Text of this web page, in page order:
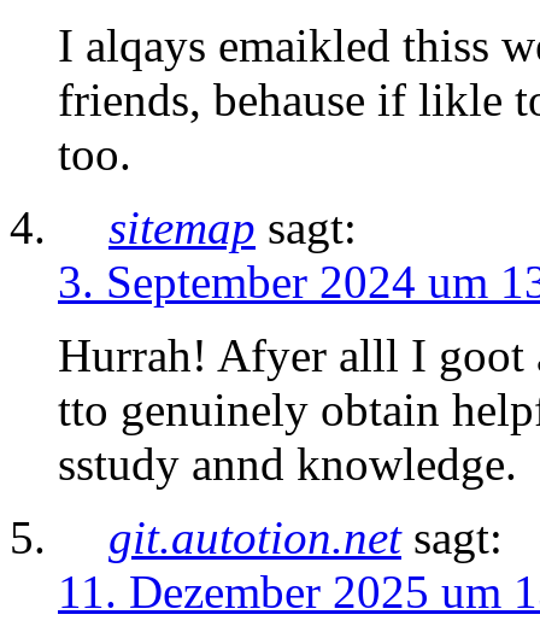
I alqays emaikled thiss
friends, behause if likle
too.
sitemap sagt:
3. September 2024 um
Hurrah! Afyer alll I goot
tto genuinely obtain
sstudy annd knowledge.
git.autotion.net sagt:
11. Dezember 2025 um